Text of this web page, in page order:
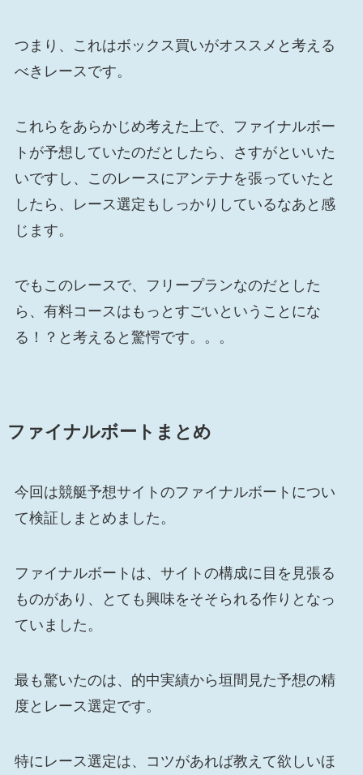
つまり、これはボックス買いがオススメと考える
べきレースです。
これらをあらかじめ考えた上で、ファイナルボー
トが予想していたのだとしたら、さすがといいた
いですし、このレースにアンテナを張っていたと
したら、レース選定もしっかりしているなあと感
じます。
でもこのレースで、フリープランなのだとした
ら、有料コースはもっとすごいということにな
る！？と考えると驚愕です。。。
ファイナルボートまとめ
今回は競艇予想サイトのファイナルボートについ
て検証しまとめました。
ファイナルボートは、サイトの構成に目を見張る
ものがあり、とても興味をそそられる作りとなっ
ていました。
最も驚いたのは、的中実績から垣間見た予想の精
度とレース選定です。
特にレース選定は、コツがあれば教えて欲しいほ